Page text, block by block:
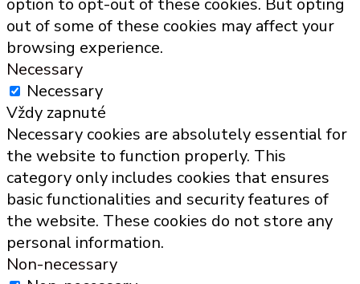
option to opt-out of these cookies. But opting
out of some of these cookies may affect your
browsing experience.
Necessary
Necessary
Vždy zapnuté
Necessary cookies are absolutely essential for
the website to function properly. This
category only includes cookies that ensures
basic functionalities and security features of
the website. These cookies do not store any
personal information.
Non-necessary